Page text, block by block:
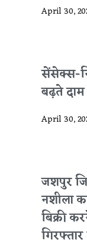
April 30,
सेंसेक्स-
बढ़ते दाम
April 30,
जशपुर
नशीला
बिक्री